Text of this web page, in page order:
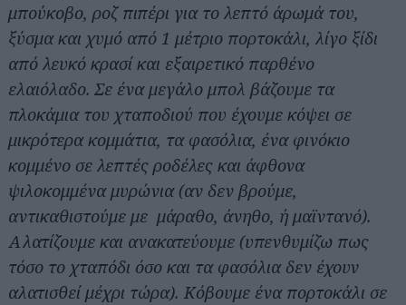
μπούκοβο, ροζ πιπέρι για το λεπτό άρωμά του,
ξύσμα και χυμό από 1 μέτριο πορτοκάλι, λίγο ξίδι
από λευκό κρασί και εξαιρετικό παρθένο
ελαιόλαδο. Σε ένα μεγάλο μπολ βάζουμε τα
πλοκάμια του χταποδιού που έχουμε κόψει σε
μικρότερα κομμάτια, τα φασόλια, ένα φινόκιο
κομμένο σε λεπτές ροδέλες και άφθονα
ψιλοκομμένα μυρώνια (αν δεν βρούμε,
αντικαθιστούμε με μάραθο, άνηθο, ή μαϊντανό).
Αλατίζουμε και ανακατεύουμε (υπενθυμίζω πως
τόσο το χταπόδι όσο και τα φασόλια δεν έχουν
αλατισθεί μέχρι τώρα). Κόβουμε ένα πορτοκάλι σε